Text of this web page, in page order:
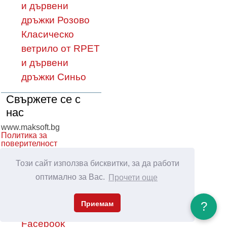
Този сайт използва бисквитки, за да работи
оптимално за Вас.
Прочети още
Приемам
и дървени
дръжки Розово
Класическо
ветрило от RPET
и дървени
дръжки Синьо
Свържете се с
нас
www.maksoft.bg
Политика за
поверителност
Facebook
?